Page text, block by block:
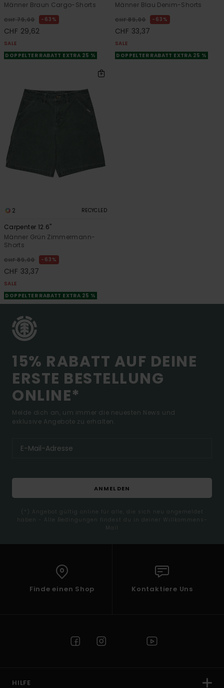
Männer Braun Cargo-Shorts
CHF 79,00 63%
CHF 29,62
SALE
DOPPELTER RABATT EXTRA 25 %
Männer Blau Denim-Shorts
CHF 89,00 63%
CHF 33,37
SALE
DOPPELTER RABATT EXTRA 25 %
2 RECYCLED
Carpenter 12.6"
Männer Grün Zimmermann-
Shorts
CHF 89,00 63%
CHF 33,37
SALE
DOPPELTER RABATT EXTRA 25 %
15% RABATT AUF DEINE
ERSTE BESTELLUNG
ONLINE*
Melde dich an, um immer die neuesten News und
exklusive Angebote zu erhalten.
ANMELDEN
(*) Angebot gültig online für alle, die sich neu angemeldet
haben - Alle Bedingungen findest du in deiner Willkommens-
Mail
Finde einen Shop Kontaktiere Uns
HILFE